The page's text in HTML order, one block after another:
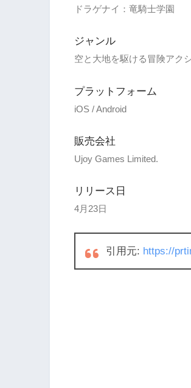
ドラゲナイ：竜騎士学園
ジャンル
空と大地を駆ける冒険アク
プラットフォーム
iOS / Android
販売会社
Ujoy Games Limited.
リリース日
4月23日
引用元: https://